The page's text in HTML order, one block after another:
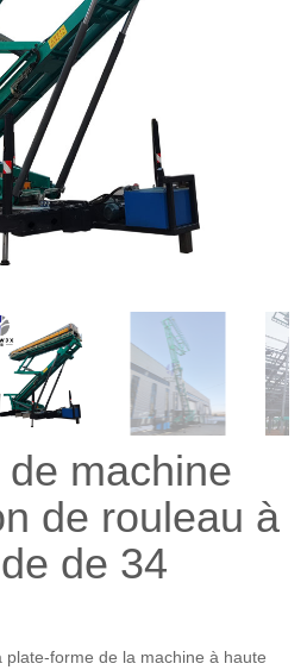
machine
de rouleau à
de 34
forme de la machine à haute